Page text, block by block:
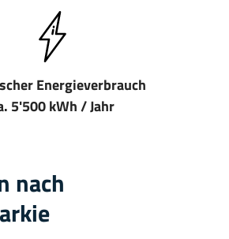
Energieverbrauch
5'500 kWh / Jahr
nach